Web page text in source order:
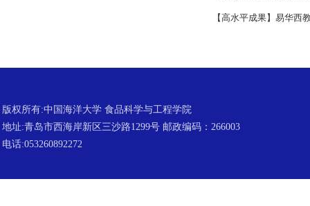
【高水平成果】易华西
版权所有:中国海洋大学 食品科学与工程学院
地址:青岛市西海岸新区三沙路1299号 邮政编码：266003
电话:053260892272